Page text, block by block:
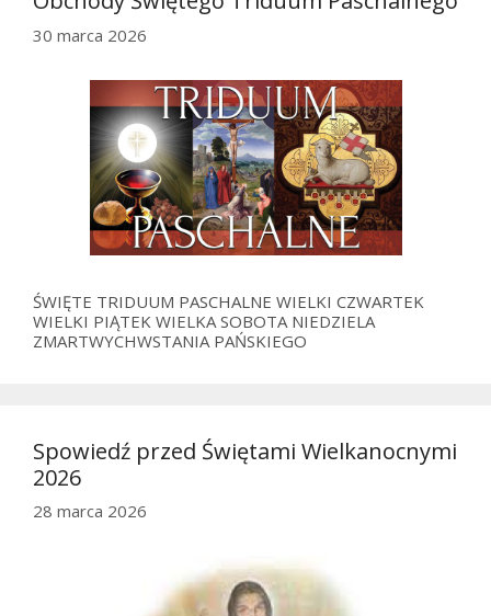
30 marca 2026
ŚWIĘTE TRIDUUM PASCHALNE WIELKI CZWARTEK
WIELKI PIĄTEK WIELKA SOBOTA NIEDZIELA
ZMARTWYCHWSTANIA PAŃSKIEGO
Spowiedź przed Świętami Wielkanocnymi
2026
28 marca 2026